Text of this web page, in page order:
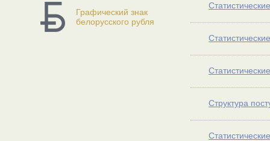
Графический знак
белорусского рубля
Структура